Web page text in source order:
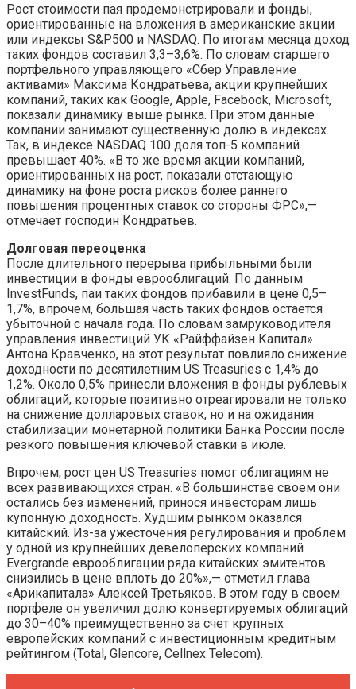
Рост стоимости пая продемонстрировали и фонды,
ориентированные на вложения в американские акции
или индексы S&P500 и NASDAQ. По итогам месяца доход
таких фондов составил 3,3–3,6%. По словам старшего
портфельного управляющего «Сбер Управление
активами» Максима Кондратьева, акции крупнейших
компаний, таких как Google, Apple, Facebook, Microsoft,
показали динамику выше рынка. При этом данные
компании занимают существенную долю в индексах.
Так, в индексе NASDAQ 100 доля топ-5 компаний
превышает 40%. «В то же время акции компаний,
ориентированных на рост, показали отстающую
динамику на фоне роста рисков более раннего
повышения процентных ставок со стороны ФРС»,—
отмечает господин Кондратьев.
Долговая переоценка
После длительного перерыва прибыльными были
инвестиции в фонды еврооблигаций. По данным
InvestFunds, паи таких фондов прибавили в цене 0,5–
1,7%, впрочем, большая часть таких фондов остается
убыточной с начала года. По словам замруководителя
управления инвестиций УК «Райффайзен Капитал»
Антона Кравченко, на этот результат повлияло снижение
доходности по десятилетним US Treasuries с 1,4% до
1,2%. Около 0,5% принесли вложения в фонды рублевых
облигаций, которые позитивно отреагировали не только
на снижение долларовых ставок, но и на ожидания
стабилизации монетарной политики Банка России после
резкого повышения ключевой ставки в июле.
Впрочем, рост цен US Treasuries помог облигациям не
всех развивающихся стран. «В большинстве своем они
остались без изменений, принося инвесторам лишь
купонную доходность. Худшим рынком оказался
китайский. Из-за ужесточения регулирования и проблем
у одной из крупнейших девелоперских компаний
Evergrande еврооблигации ряда китайских эмитентов
снизились в цене вплоть до 20%»,— отметил глава
«Арикапитала» Алексей Третьяков. В этом году в своем
портфеле он увеличил долю конвертируемых облигаций
до 30–40% преимущественно за счет крупных
европейских компаний с инвестиционным кредитным
рейтингом (Total, Glencore, Cellnex Telecom).